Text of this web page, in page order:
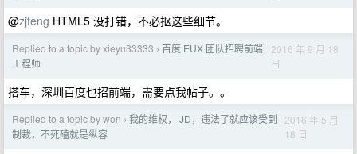
@zjfeng HTML5 没打错，不必抠这些细节。
Replied to a topic by xieyu33333 › 百度 EUX 团队招聘前端
工程师
2016 年 9 月 18
日
搭车，深圳百度也招前端，需要点我帖子。。
Replied to a topic by won › 我的维权， JD，违法了就应该受到
制裁，不死磕就是纵容
2016 年 5 月
18 日